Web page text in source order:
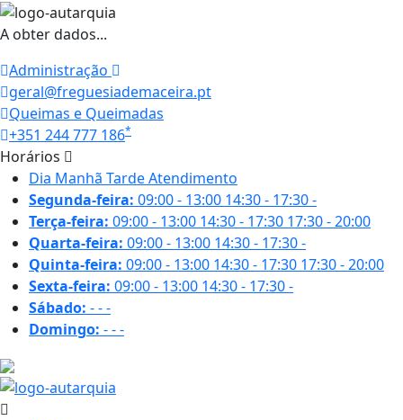
A obter dados...
Administração
geral@freguesiademaceira.pt
Queimas e Queimadas
+351 244 777 186*
Horários
Dia Manhã TardeAtendimento
Segunda-feira: 09:00 - 13:00 14:30 - 17:30-
Terça-feira: 09:00 - 13:00 14:30 - 17:30 17:30 - 20:00
Quarta-feira: 09:00 - 13:00 14:30 - 17:30-
Quinta-feira: 09:00 - 13:00 14:30 - 17:30 17:30 - 20:00
Sexta-feira: 09:00 - 13:00 14:30 - 17:30-
Sábado: ---
Domingo: ---